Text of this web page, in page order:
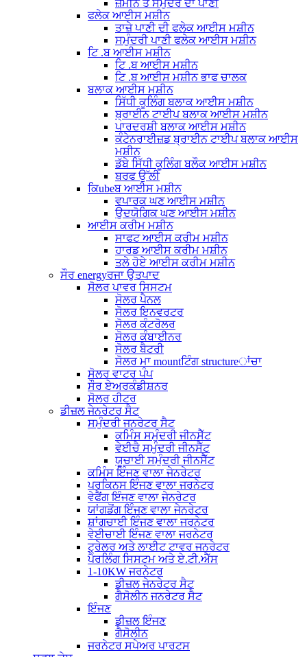
ਜ਼ਮੀਨ ਤੇ ਸਮੁੰਦਰ ਦਾ ਪਾਣੀ
ਫਲੇਕ ਆਈਸ ਮਸ਼ੀਨ
ਤਾਜ਼ੇ ਪਾਣੀ ਦੀ ਫਲੇਕ ਆਈਸ ਮਸ਼ੀਨ
ਸਮੁੰਦਰੀ ਪਾਣੀ ਫਲੇਕ ਆਈਸ ਮਸ਼ੀਨ
ਟਿ .ਬ ਆਈਸ ਮਸ਼ੀਨ
ਟਿ .ਬ ਆਈਸ ਮਸ਼ੀਨ
ਟਿ .ਬ ਆਈਸ ਮਸ਼ੀਨ ਭਾਫ ਚਾਲਕ
ਬਲਾਕ ਆਈਸ ਮਸ਼ੀਨ
ਸਿੱਧੀ ਕੂਲਿੰਗ ਬਲਾਕ ਆਈਸ ਮਸ਼ੀਨ
ਬ੍ਰਾਈਨ ਟਾਈਪ ਬਲਾਕ ਆਈਸ ਮਸ਼ੀਨ
ਪਾਰਦਰਸ਼ੀ ਬਲਾਕ ਆਈਸ ਮਸ਼ੀਨ
ਕੰਟੇਨਰਾਈਜ਼ਡ ਬ੍ਰਾਈਨ ਟਾਈਪ ਬਲਾਕ ਆਈਸ
ਮਸ਼ੀਨ
ਡੱਬੇ ਸਿੱਧੀ ਕੂਲਿੰਗ ਬਲੌਕ ਆਈਸ ਮਸ਼ੀਨ
ਬਰਫ ਉੱਲੀ
ਕਿubeਬ ਆਈਸ ਮਸ਼ੀਨ
ਵਪਾਰਕ ਘਣ ਆਈਸ ਮਸ਼ੀਨ
ਉਦਯੋਗਿਕ ਘਣ ਆਈਸ ਮਸ਼ੀਨ
ਆਈਸ ਕਰੀਮ ਮਸ਼ੀਨ
ਸਾਫਟ ਆਈਸ ਕਰੀਮ ਮਸ਼ੀਨ
ਹਾਰਡ ਆਈਸ ਕਰੀਮ ਮਸ਼ੀਨ
ਤਲੇ ਹੋਏ ਆਈਸ ਕਰੀਮ ਮਸ਼ੀਨ
ਸੌਰ energyਰਜਾ ਉਤਪਾਦ
ਸੋਲਰ ਪਾਵਰ ਸਿਸਟਮ
ਸੋਲਰ ਪੈਨਲ
ਸੋਲਰ ਇਨਵਰਟਰ
ਸੋਲਰ ਕੰਟਰੋਲਰ
ਸੋਲਰ ਕੰਬਾਈਨਰ
ਸੋਲਰ ਬੈਟਰੀ
ਸੋਲਰ ਮਾ mountਟਿੰਗ structureਾਂਚਾ
ਸੋਲਰ ਵਾਟਰ ਪੰਪ
ਸੌਰ ਏਅਰਕੰਡੀਸ਼ਨਰ
ਸੋਲਰ ਹੀਟਰ
ਡੀਜ਼ਲ ਜੇਨਰੇਟਰ ਸੈਟ
ਸਮੁੰਦਰੀ ਜਨਰੇਟਰ ਸੈਟ
ਕਮਿੰਸ ਸਮੁੰਦਰੀ ਜੀਨਸੈੱਟ
ਵੇਈਚੈ ਸਮੁੰਦਰੀ ਜੀਨਸੈੱਟ
ਯੂਚਾਈ ਸਮੁੰਦਰੀ ਜੀਨਸੈੱਟ
ਕਮਿੰਸ ਇੰਜਣ ਵਾਲਾ ਜੇਨਰੇਟਰ
ਪਰਕਿਨਸ ਇੰਜਣ ਵਾਲਾ ਜਰਨੇਟਰ
ਵੇਫੈਂਗ ਇੰਜਣ ਵਾਲਾ ਜੇਨਰੇਟਰ
ਯਾਂਗਡੋਂਗ ਇੰਜਣ ਵਾਲਾ ਜੇਨਰੇਟਰ
ਸ਼ਾਂਗਚਾਈ ਇੰਜਣ ਵਾਲਾ ਜਰਨੇਟਰ
ਵੇਈਚਾਈ ਇੰਜਣ ਵਾਲਾ ਜਰਨੇਟਰ
ਟ੍ਰੇਲਰ ਅਤੇ ਲਾਈਟ ਟਾਵਰ ਜਨਰੇਟਰ
ਪੈਰਲਿੰਗ ਸਿਸਟਮ ਅਤੇ ਏ.ਟੀ.ਐੱਸ
1-10KW ਜਰਨੇਟਰ
ਡੀਜ਼ਲ ਜੇਨਰੇਟਰ ਸੈਟ
ਗੈਸੋਲੀਨ ਜਨਰੇਟਰ ਸੈਟ
ਇੰਜਣ
ਡੀਜ਼ਲ ਇੰਜਣ
ਗੈਸੋਲੀਨ
ਜਰਨੇਟਰ ਸਪੇਅਰ ਪਾਰਟਸ